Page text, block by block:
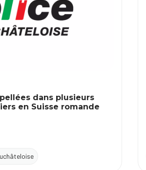
dans plusieurs
en Suisse romande